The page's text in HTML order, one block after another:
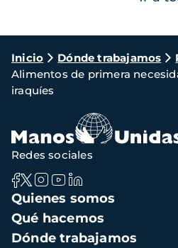
Ruta
de
navegación
Inicio Dónde trabajamos
Alimentos de primera
iraquíes
Navegación
principal
Quienes somos
Qué hacemos
Dónde trabajamos
Redes sociales